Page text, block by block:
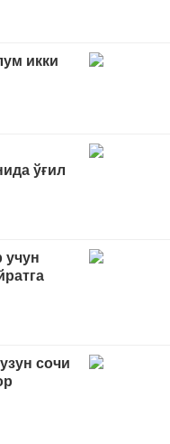
икки
ўғил
учун
сочи